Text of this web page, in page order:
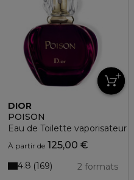
pour le corps spf 50
DIOR
POISON
Eau de Toilette vaporisateur
À partir de125,00 €
2 formats
4.8 169